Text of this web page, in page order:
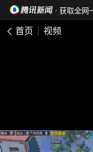
· 获取全网
首页 视频